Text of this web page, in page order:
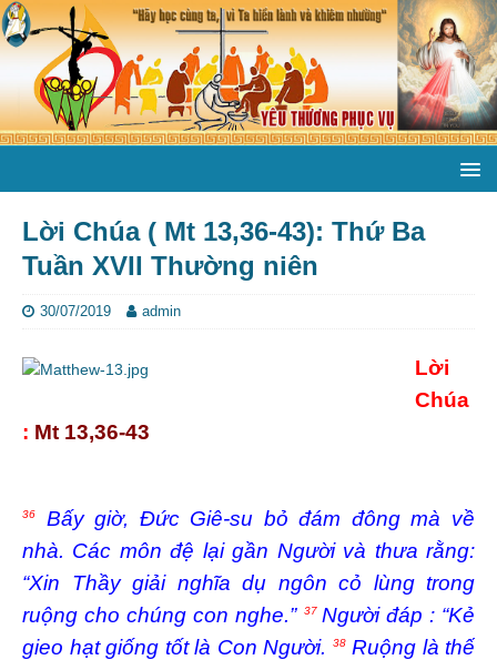
Lời Chúa ( Mt 13,36-43): Thứ Ba
Tuần XVII Thường niên
30/07/2019 admin
Lời
Chúa
: Mt 13,36-43
36
Bấy giờ, Đức Giê-su bỏ đám đông mà về
nhà. Các môn đệ lại gần Người và thưa rằng:
“Xin Thầy giải nghĩa dụ ngôn cỏ lùng trong
ruộng cho chúng con nghe.” 37 Người đáp : “Kẻ
gieo hạt giống tốt là Con Người.
38Ruộng là thế